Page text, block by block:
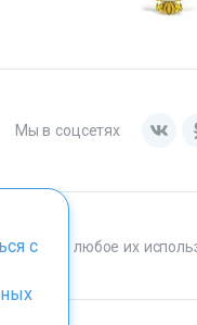
Мы в соцсетях
любое их
с